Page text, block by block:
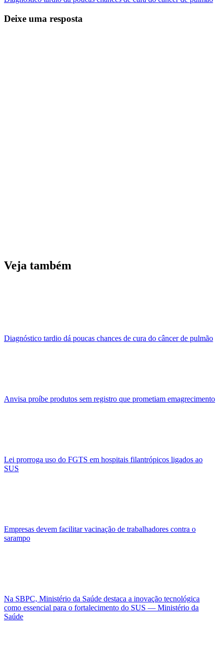
Deixe uma resposta
Veja também
Diagnóstico tardio dá poucas chances de cura do câncer de pulmão
Anvisa proíbe produtos sem registro que prometiam emagrecimento
Lei prorroga uso do FGTS em hospitais filantrópicos ligados ao
SUS
Empresas devem facilitar vacinação de trabalhadores contra o
sarampo
Na SBPC, Ministério da Saúde destaca a inovação tecnológica
como essencial para o fortalecimento do SUS — Ministério da
Saúde